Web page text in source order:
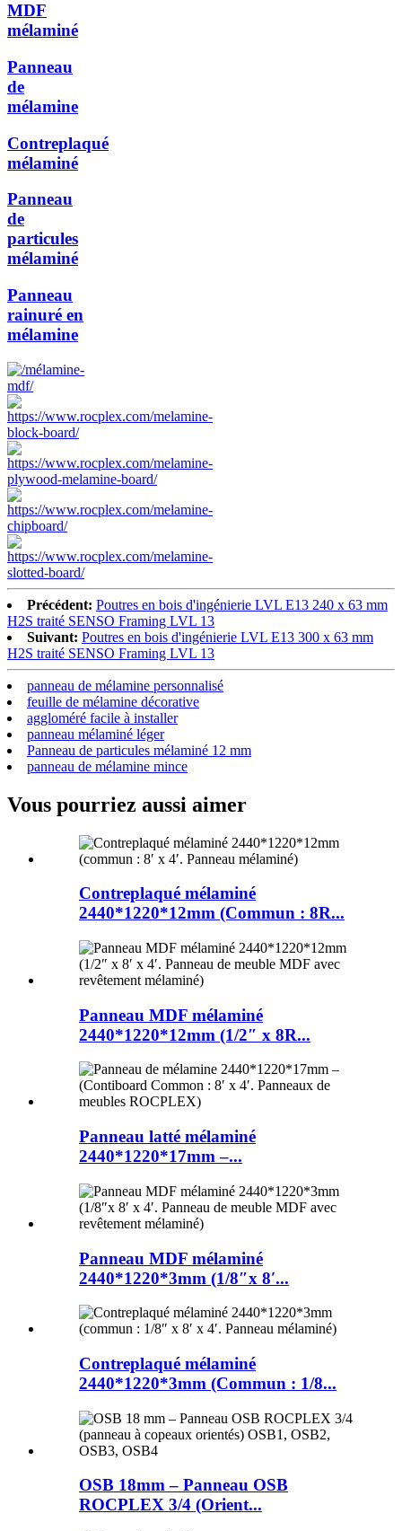
MDF
mélaminé
Panneau
de
mélamine
Contreplaqué
mélaminé
Panneau
de
particules
mélaminé
Panneau
rainuré en
mélamine
Précédent: Poutres en bois d'ingénierie LVL E13 240 x 63 mm
H2S traité SENSO Framing LVL 13
Suivant: Poutres en bois d'ingénierie LVL E13 300 x 63 mm
H2S traité SENSO Framing LVL 13
panneau de mélamine personnalisé
feuille de mélamine décorative
aggloméré facile à installer
panneau mélaminé léger
Panneau de particules mélaminé 12 mm
panneau de mélamine mince
Vous pourriez aussi aimer
Contreplaqué mélaminé
2440*1220*12mm (Commun : 8R...
Panneau MDF mélaminé
2440*1220*12mm (1/2″ x 8R...
Panneau latté mélaminé
2440*1220*17mm –...
Panneau MDF mélaminé
2440*1220*3mm (1/8″x 8′...
Contreplaqué mélaminé
2440*1220*3mm (Commun : 1/8...
OSB 18mm – Panneau OSB
ROCPLEX 3/4 (Orient...